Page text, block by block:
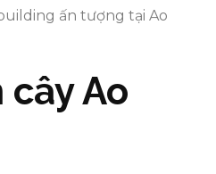
ấn tượng tại Ao
Ao